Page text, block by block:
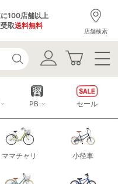
100店舗以上
取送料無料
店舗検索
ママチャリ 小径車
PB セール